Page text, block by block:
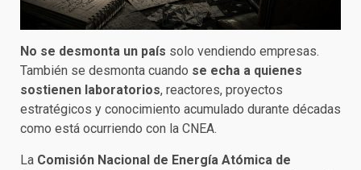
No se desmonta un país solo vendiendo empresas.
También se desmonta cuando se echa a quienes
sostienen laboratorios, reactores, proyectos
estratégicos y conocimiento acumulado durante décadas
como está ocurriendo con la CNEA.
La Comisión Nacional de Energía Atómica de